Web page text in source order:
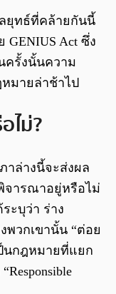
ยุทธ์ที่คล้ายกันนี้
Act ซึ่ง
ครั้งนั้นความ
มายล่าช้าไป
ไม่?
าล่างนี้จะส่งผล
จารณาอยู่หรือไม่
ะบุว่า ร่าง
พวกเขานั้น “ต่อย
นกฎหมายที่แยก